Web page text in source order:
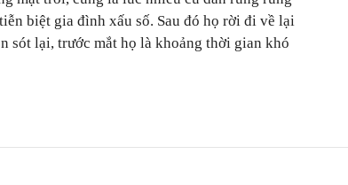
biệt gia đình xấu số. Sau đó họ rời đi về lại
sót lại, trước mắt họ là khoảng thời gian khó